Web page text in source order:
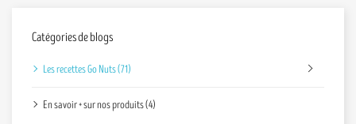
Catégories de blogs
Les recettes Go Nuts (71)
En savoir + sur nos produits (4)